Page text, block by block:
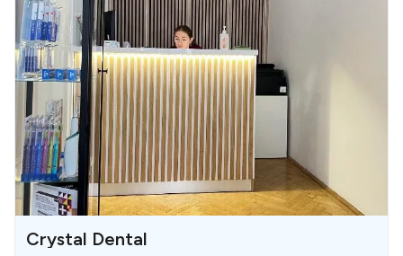
Crystal Dental